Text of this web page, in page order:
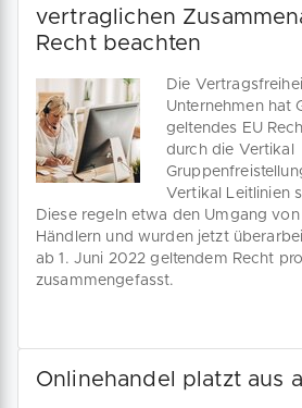
vertraglichen
Recht beachten
Die
Unternehmen hat
geltendes EU
durch die Vertikal
Vertikal Leitlinien
Diese regeln etwa den Umgang
Händlern und wurden jetzt
ab 1. Juni 2022 geltendem Recht
zusammengefasst.
Onlinehandel platzt aus